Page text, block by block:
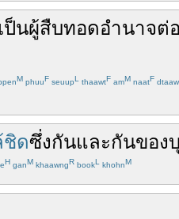
เป็นผู้สืบทอดอำนาจต่
M phuuF seuupL thaawtF amM naatF dtaaw
ชิดซึ่งกันและกันของ
H ganM khaawngR bookL khohnM